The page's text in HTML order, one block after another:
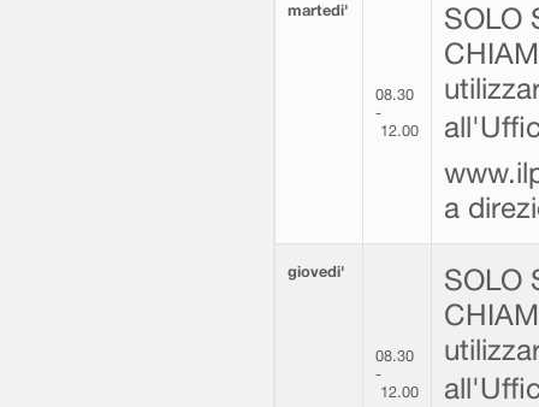
martedi'
08.30
-
12.00
SOLO
a
giovedi'
08.30
-
12.00
SOLO